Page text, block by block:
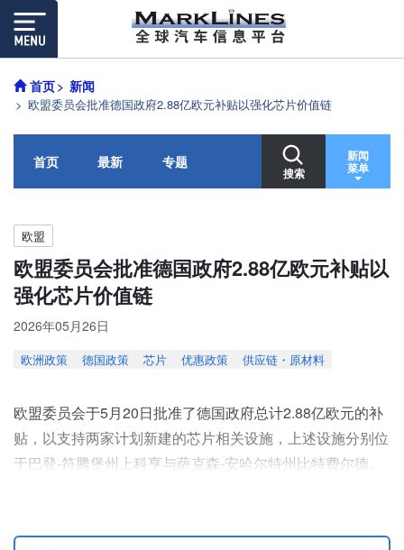
首页 新闻
欧盟委员会批准德国政府2.88亿欧元补贴以强化芯片价值链
首页 最新 专题
搜索
新闻
菜单
欧盟
欧盟委员会批准德国政府2.88亿欧元补贴以
强化芯片价值链
2026年05月26日
欧洲政策 德国政策 芯片 优惠政策 供应链・原材料
欧盟委员会于5月20日批准了德国政府总计2.88亿欧元的补
贴，以支持两家计划新建的芯片相关设施，上述设施分别位
于巴登-符腾堡州上科亨与萨克森-安哈尔特州比特费尔德。
德国政府将支持卡尔蔡司的HNA@SCALE项目。该项目旨